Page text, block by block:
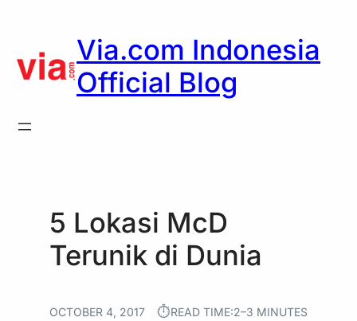
content
Via.com Indonesia
Official Blog
5 Lokasi McD
Terunik di Dunia
OCTOBER 4, 2017 ⏱︎READ TIME:2–3 MINUTES